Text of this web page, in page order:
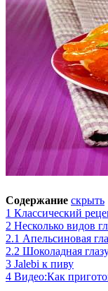
Содержание скрыть
1 Классический
2 Несколько видов
2.1 Апельсиновая
2.2 Шоколадная
3 Jalebi к пиву
4 Видео:Как